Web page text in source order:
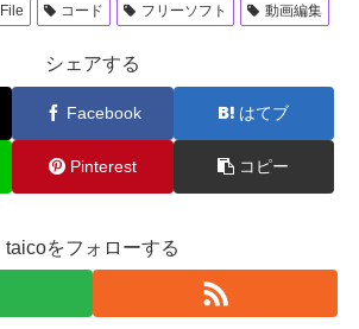
File コード フリーソフト 動画編集
シェアする
Facebook はてブ
Pinterest コピー
taicoをフォローする